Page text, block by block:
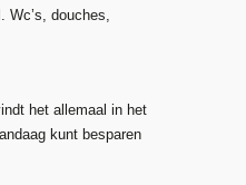
Wc’s, douches,
het allemaal in het
kunt besparen